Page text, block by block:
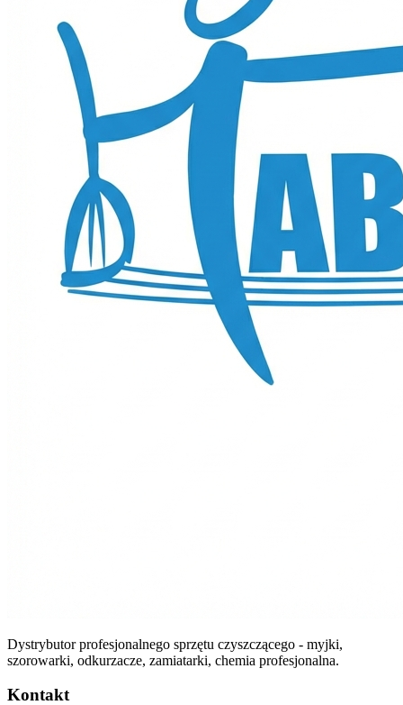
Dystrybutor profesjonalnego sprzętu czyszczącego - myjki,
szorowarki, odkurzacze, zamiatarki, chemia profesjonalna.
Kontakt